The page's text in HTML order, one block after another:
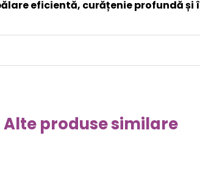
eficientă, curățenie profundă
Alte produse similare